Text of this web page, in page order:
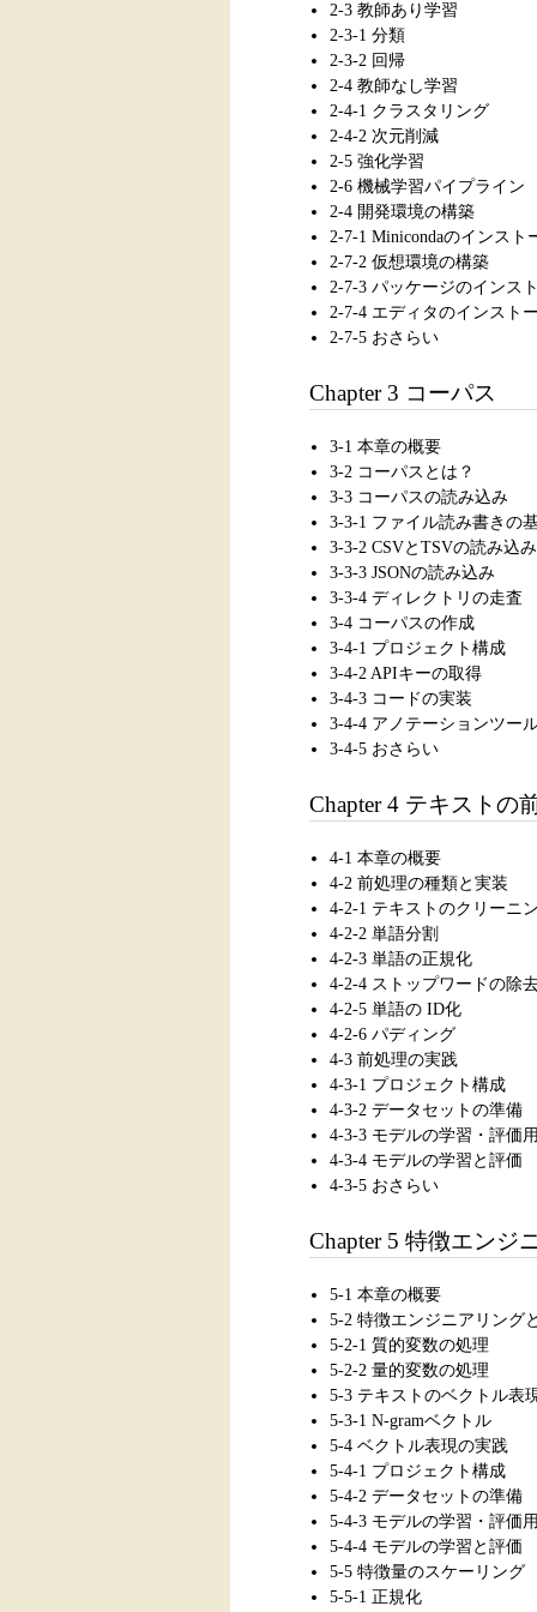
2-3 教師あり学習
2-3-1 分類
2-3-2 回帰
2-4 教師なし学習
2-4-1 クラスタリング
2-4-2 次元削減
2-5 強化学習
2-6 機械学習パイプライン
2-4 開発環境の構築
2-7-1 Minicondaのインスト
2-7-2 仮想環境の構築
2-7-3 パッケージのインス
2-7-4 エディタのインスト
2-7-5 おさらい
Chapter 3 コーパス
3-1 本章の概要
3-2 コーパスとは？
3-3 コーパスの読み込み
3-3-1 ファイル読み書きの
3-3-2 CSVとTSVの読み込み
3-3-3 JSONの読み込み
3-3-4 ディレクトリの走査
3-4 コーパスの作成
3-4-1 プロジェクト構成
3-4-2 APIキーの取得
3-4-3 コードの実装
3-4-4 アノテーションツー
3-4-5 おさらい
Chapter 4 テキストの
4-1 本章の概要
4-2 前処理の種類と実装
4-2-1 テキストのクリーニ
4-2-2 単語分割
4-2-3 単語の正規化
4-2-4 ストップワードの除
4-2-5 単語の ID化
4-2-6 パディング
4-3 前処理の実践
4-3-1 プロジェクト構成
4-3-2 データセットの準備
4-3-3 モデルの学習・評価
4-3-4 モデルの学習と評価
4-3-5 おさらい
Chapter 5 特徴エンジ
5-1 本章の概要
5-2 特徴エンジニアリング
5-2-1 質的変数の処理
5-2-2 量的変数の処理
5-3 テキストのベクトル表
5-3-1 N-gramベクトル
5-4 ベクトル表現の実践
5-4-1 プロジェクト構成
5-4-2 データセットの準備
5-4-3 モデルの学習・評価
5-4-4 モデルの学習と評価
5-5 特徴量のスケーリング
5-5-1 正規化